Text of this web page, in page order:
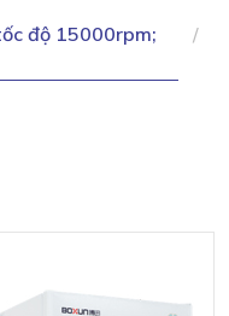
độ 15000rpm;